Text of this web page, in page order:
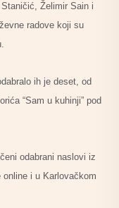
Želimir Sain i
radove koji su
ih je deset, od
“Sam u kuhinji” pod
odabrani naslovi iz
i u Karlovačkom